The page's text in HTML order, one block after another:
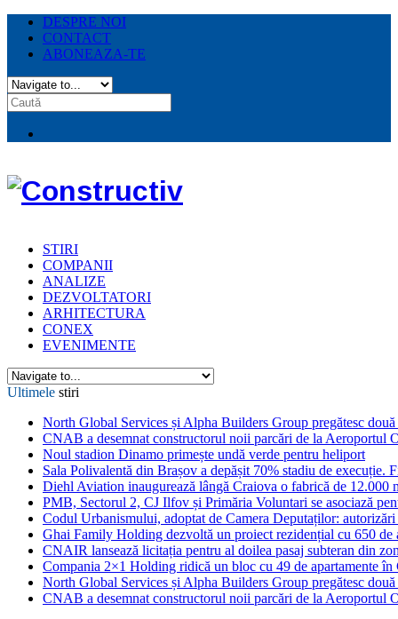
DESPRE NOI
CONTACT
ABONEAZA-TE
STIRI
COMPANII
ANALIZE
DEZVOLTATORI
ARHITECTURA
CONEX
EVENIMENTE
Ultimele stiri
North Global Services și Alpha Builders Group pregătesc
CNAB a desemnat constructorul noii parcări de la Aeroportul
Noul stadion Dinamo primește undă verde pentru heliport
Sala Polivalentă din Brașov a depășit 70% stadiu de execuție.
Diehl Aviation inaugurează lângă Craiova o fabrică de 12.000
PMB, Sectorul 2, CJ Ilfov și Primăria Voluntari se asociază
Codul Urbanismului, adoptat de Camera Deputaților:
Ghai Family Holding dezvoltă un proiect rezidențial cu 650 de
CNAIR lansează licitația pentru al doilea pasaj subteran din
Compania 2×1 Holding ridică un bloc cu 49 de apartamente în
North Global Services și Alpha Builders Group pregătesc
CNAB a desemnat constructorul noii parcări de la Aeroportul